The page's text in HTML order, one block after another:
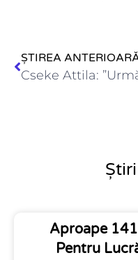
ȘTIREA
Aproape
Pentru